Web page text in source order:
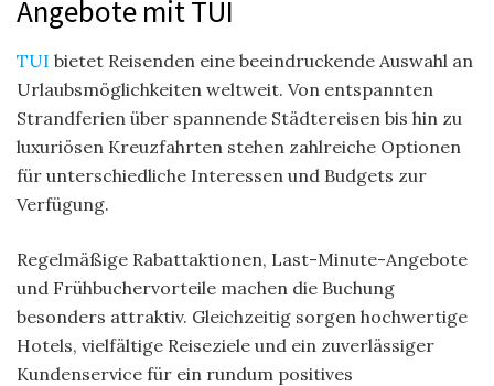
Angebote mit TUI
TUI bietet Reisenden eine beeindruckende Auswahl an
Urlaubsmöglichkeiten weltweit. Von entspannten
Strandferien über spannende Städtereisen bis hin zu
luxuriösen Kreuzfahrten stehen zahlreiche Optionen
für unterschiedliche Interessen und Budgets zur
Verfügung.
Regelmäßige Rabattaktionen, Last-Minute-Angebote
und Frühbuchervorteile machen die Buchung
besonders attraktiv. Gleichzeitig sorgen hochwertige
Hotels, vielfältige Reiseziele und ein zuverlässiger
Kundenservice für ein rundum positives